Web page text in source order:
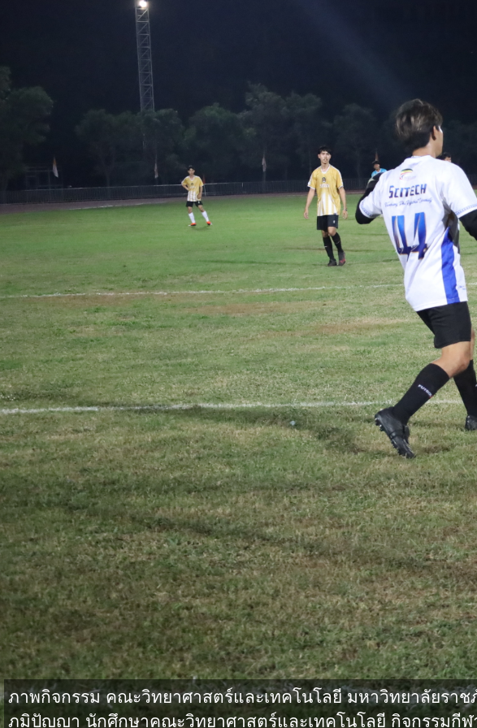
ภาพกิจกรรม คณะวิทยาศาสตร์และเทคโนโลยี มหาวิทยาลัยรา
ภูมิปัญญา นักศึกษาคณะวิทยาศาสตร์และเทคโนโลยี กิจกรรมกี